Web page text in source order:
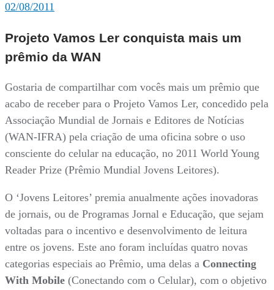
02/08/2011
Projeto Vamos Ler conquista mais um
prêmio da WAN
Gostaria de compartilhar com vocês mais um prêmio que
acabo de receber para o Projeto Vamos Ler, concedido pela
Associação Mundial de Jornais e Editores de Notícias
(WAN-IFRA) pela criação de uma oficina sobre o uso
consciente do celular na educação, no 2011 World Young
Reader Prize (Prêmio Mundial Jovens Leitores).
O ‘Jovens Leitores’ premia anualmente ações inovadoras
de jornais, ou de Programas Jornal e Educação, que sejam
voltadas para o incentivo e desenvolvimento de leitura
entre os jovens. Este ano foram incluídas quatro novas
categorias especiais ao Prêmio, uma delas a Connecting
With Mobile (Conectando com o Celular), com o objetivo